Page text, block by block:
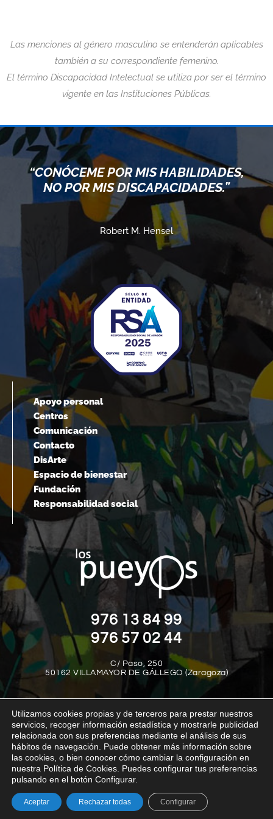
Las menciones al género masculino se entenderán aplicables
también a su correspondiente femenino.
El término Discapacidad Intelectual se utiliza por ser el término
vigente en las Instituciones Públicas.
“CONÓCEME POR MIS HABILIDADES,
NO POR MIS DISCAPACIDADES.”
Robert M. Hensel
Apoyo personal
Centros
Comunicación
Contacto
DisArte
Espacio de bienestar
Fundación
Responsabilidad social
976 13 84 99
976 57 02 44
C/ Paso, 250
50162 VILLAMAYOR DE GÁLLEGO (Zaragoza)
Aviso legal Política de privacidad
Política de cookies
Política interna del canal de denuncias
Transparencia
© Los Pueyos 2025
Utilizamos cookies propias y de terceros para prestar nuestros
servicios, recoger información estadística y mostrarle publicidad
relacionada con sus preferencias mediante el análisis de sus
hábitos de navegación. Puede obtener más información sobre
las cookies, o bien conocer cómo cambiar la configuración en
nuestra Política de Cookies. Puedes configurar tus preferencias
pulsando en el botón Configurar.
Aceptar Rechazar todas Configurar